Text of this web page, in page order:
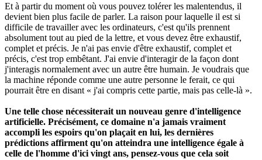
Et à partir du moment où vous pouvez tolérer les malentendus, il
devient bien plus facile de parler. La raison pour laquelle il est si
difficile de travailler avec les ordinateurs, c'est qu'ils prennent
absolument tout au pied de la lettre, et vous devez être exhaustif,
complet et précis. Je n'ai pas envie d'être exhaustif, complet et
précis, c'est trop embêtant. J'ai envie d'interagir de la façon dont
j'interagis normalement avec un autre être humain. Je voudrais que
la machine réponde comme une autre personne le ferait, ce qui
pourrait être en disant « j'ai compris cette partie, mais pas celle-là ».
Une telle chose nécessiterait un nouveau genre d'intelligence
artificielle. Précisément, ce domaine n'a jamais vraiment
accompli les espoirs qu'on plaçait en lui, les dernières
prédictions affirment qu'on atteindra une intelligence égale à
celle de l'homme d'ici vingt ans, pensez-vous que cela soit